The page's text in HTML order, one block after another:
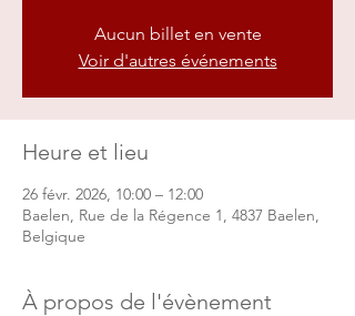
Aucun billet en vente
Voir d'autres événements
Heure et lieu
26 févr. 2026, 10:00 – 12:00
Baelen, Rue de la Régence 1, 4837 Baelen,
Belgique
À propos de l'évènement